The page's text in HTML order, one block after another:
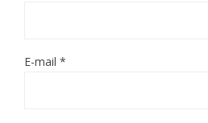
E-mail *